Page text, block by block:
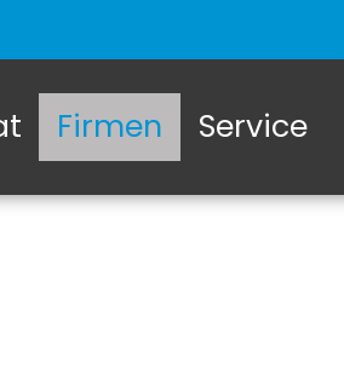
Firmen Service